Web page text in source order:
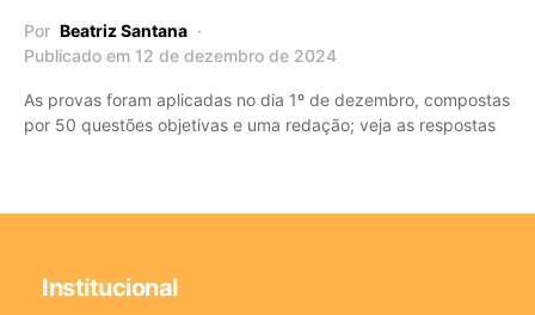
Por Beatriz Santana
Publicado em 12 de dezembro de 2024
As provas foram aplicadas no dia 1º de dezembro, compostas
por 50 questões objetivas e uma redação; veja as respostas
Institucional